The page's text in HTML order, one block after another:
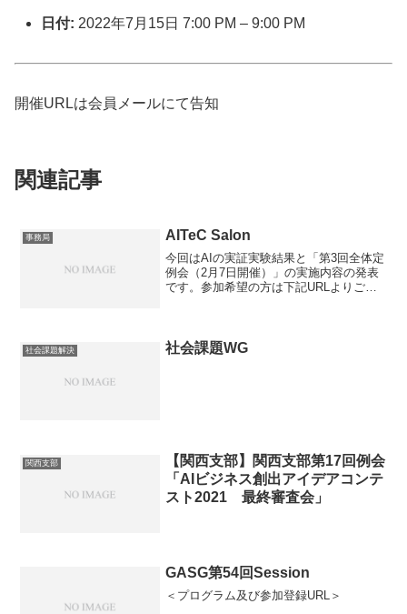
日付: 2022年7月15日 7:00 PM –9:00 PM
開催URLは会員メールにて告知
関連記事
事務局 AITeC Salon
今回はAIの実証実験結果と「第3回全体定
例会（2月7日開催）」の実施内容の発表
です。参加希望の方は下記URLよりご登
社会課題解決 社会課題WG
関西支部
【関西支部】関西支部第17回例会
「AIビジネス創出アイデアコンテ
スト2021 最終審査会」
GASG第54回Session
＜プログラム及び参加登録URL＞